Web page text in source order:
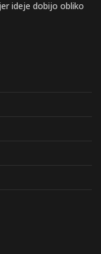
ideje dobijo obliko